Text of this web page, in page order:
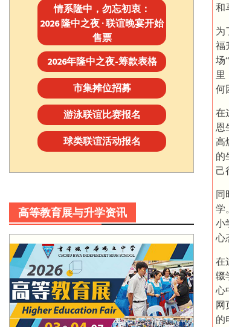
和
为
福
场
里
何
在
恩
高
的
己
同
学
小
心
在
辍
心
网
的
情系隆中，勿忘初衷：
2026 隆中之夜 · 联谊晚宴开始
售票
2026年隆中之夜-筹款表格
市集摊位招募
游泳联谊比赛报名
球类联谊活动报名
高等教育展与升学资讯